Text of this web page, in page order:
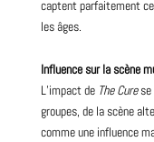
captent parfaitement
les âges.
Influence sur la scène
L’impact de The Curese
groupes, de la scène
comme une influence